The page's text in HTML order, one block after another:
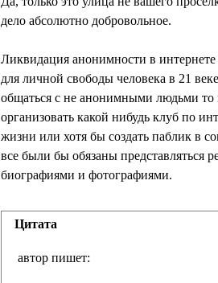
дело абсолютно добровольное.
Ликвидация анонимности в
для личной свободы человека в 21
общаться с не анонимными людьми
организовать какой нибудь клуб по
жизни или хотя бы создать паблик в
все были бы обязаны представляться
биографиями и фотографиями.
Цитата